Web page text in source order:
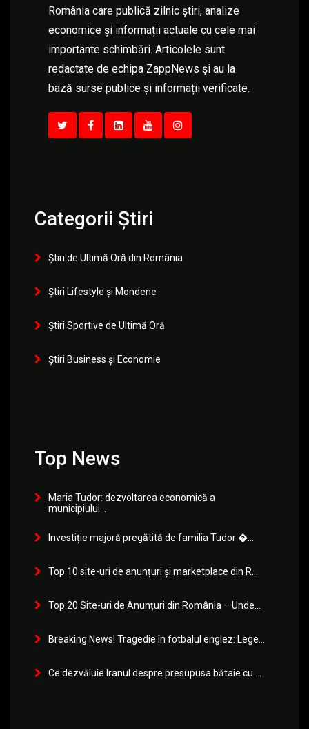
România care publică zilnic știri, analize
economice și informații actuale cu cele mai
importante schimbări. Articolele sunt
redactate de echipa ZappNews și au la
bază surse publice și informații verificate.
Categorii Știri
Știri de Ultimă Oră din România
Știri Lifestyle și Mondene
Știri Sportive de Ultimă Oră
Știri Business și Economie
Top News
Maria Tudor: dezvoltarea economică a
municipiului...
Investiție majoră pregătită de familia Tudor �...
Top 10 site-uri de anunțuri și marketplace din R...
Top 20 Site-uri de Anunțuri din România – Unde...
Breaking News! Tragedie în fotbalul englez: Lege...
Ce dezvăluie Iranul despre presupusa bătaie cu ...